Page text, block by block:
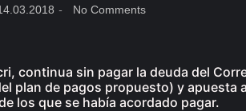
- No Comments
continua sin pagar la deuda del
plan de pagos propuesto) y apuesta
los que se había acordado pagar.